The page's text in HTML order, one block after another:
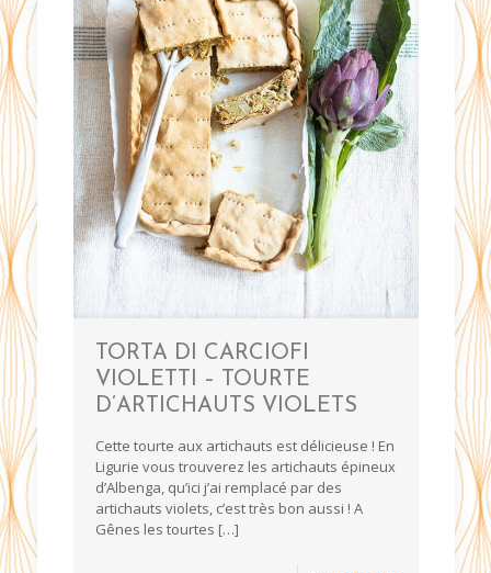
TORTA DI CARCIOFI
VIOLETTI – TOURTE
D’ARTICHAUTS VIOLETS
Cette tourte aux artichauts est délicieuse ! En
Ligurie vous trouverez les artichauts épineux
d’Albenga, qu’ici j’ai remplacé par des
artichauts violets, c’est très bon aussi ! A
Gênes les tourtes […]